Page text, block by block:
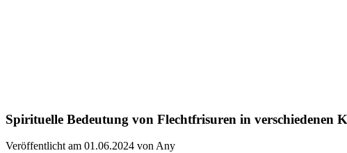
Spirituelle Bedeutung von Flechtfrisuren in verschiedenen
Veröffentlicht am 01.06.2024 von Any